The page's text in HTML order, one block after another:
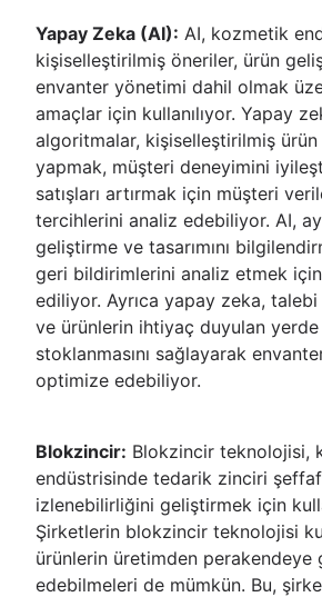
Yapay Zeka (AI): AI, kozmetik
kişiselleştirilmiş öneriler, ürün
envanter yönetimi dahil olmak
amaçlar için kullanılıyor. Yapay
algoritmalar, kişiselleştirilmiş
yapmak, müşteri deneyimini
satışları artırmak için müşteri
tercihlerini analiz edebiliyor. AI,
geliştirme ve tasarımını
geri bildirimlerini analiz etmek
ediliyor. Ayrıca yapay zeka,
ve ürünlerin ihtiyaç duyulan
stoklanmasını sağlayarak
optimize edebiliyor.
Blokzincir: Blokzincir teknolojisi,
endüstrisinde tedarik zinciri
izlenebilirliğini geliştirmek için
Şirketlerin blokzincir teknolojisi
ürünlerin üretimden perakendeye
edebilmeleri de mümkün. Bu,